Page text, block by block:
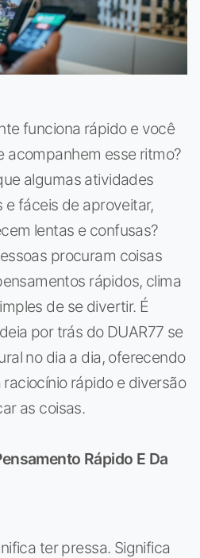
funciona rápido e você
acompanhem esse ritmo?
algumas atividades
e fáceis de aproveitar,
lentas e confusas?
procuram coisas
rápidos, clima
de se divertir. É
por trás do DUAR77 se
no dia a dia, oferecendo
rápido e diversão
as coisas.
Rápido E Da
ter pressa. Significa